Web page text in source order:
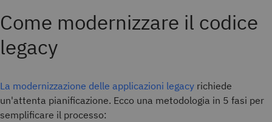
Come modernizzare il codice
legacy
La modernizzazione delle applicazioni legacy richiede
un'attenta pianificazione. Ecco una metodologia in 5 fasi per
semplificare il processo: